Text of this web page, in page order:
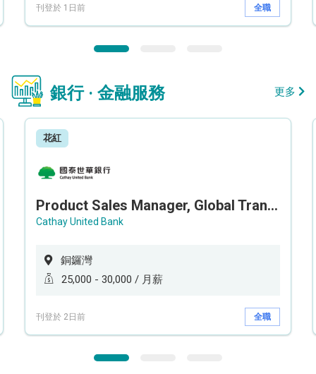
刊登於 1日前 全職
銀行 · 金融服務 更多
花紅
Product Sales Manager, Global Transaction Service (GTS)
Cathay United Bank
銅鑼灣
25,000 - 30,000 / 月薪
刊登於 2日前 全職